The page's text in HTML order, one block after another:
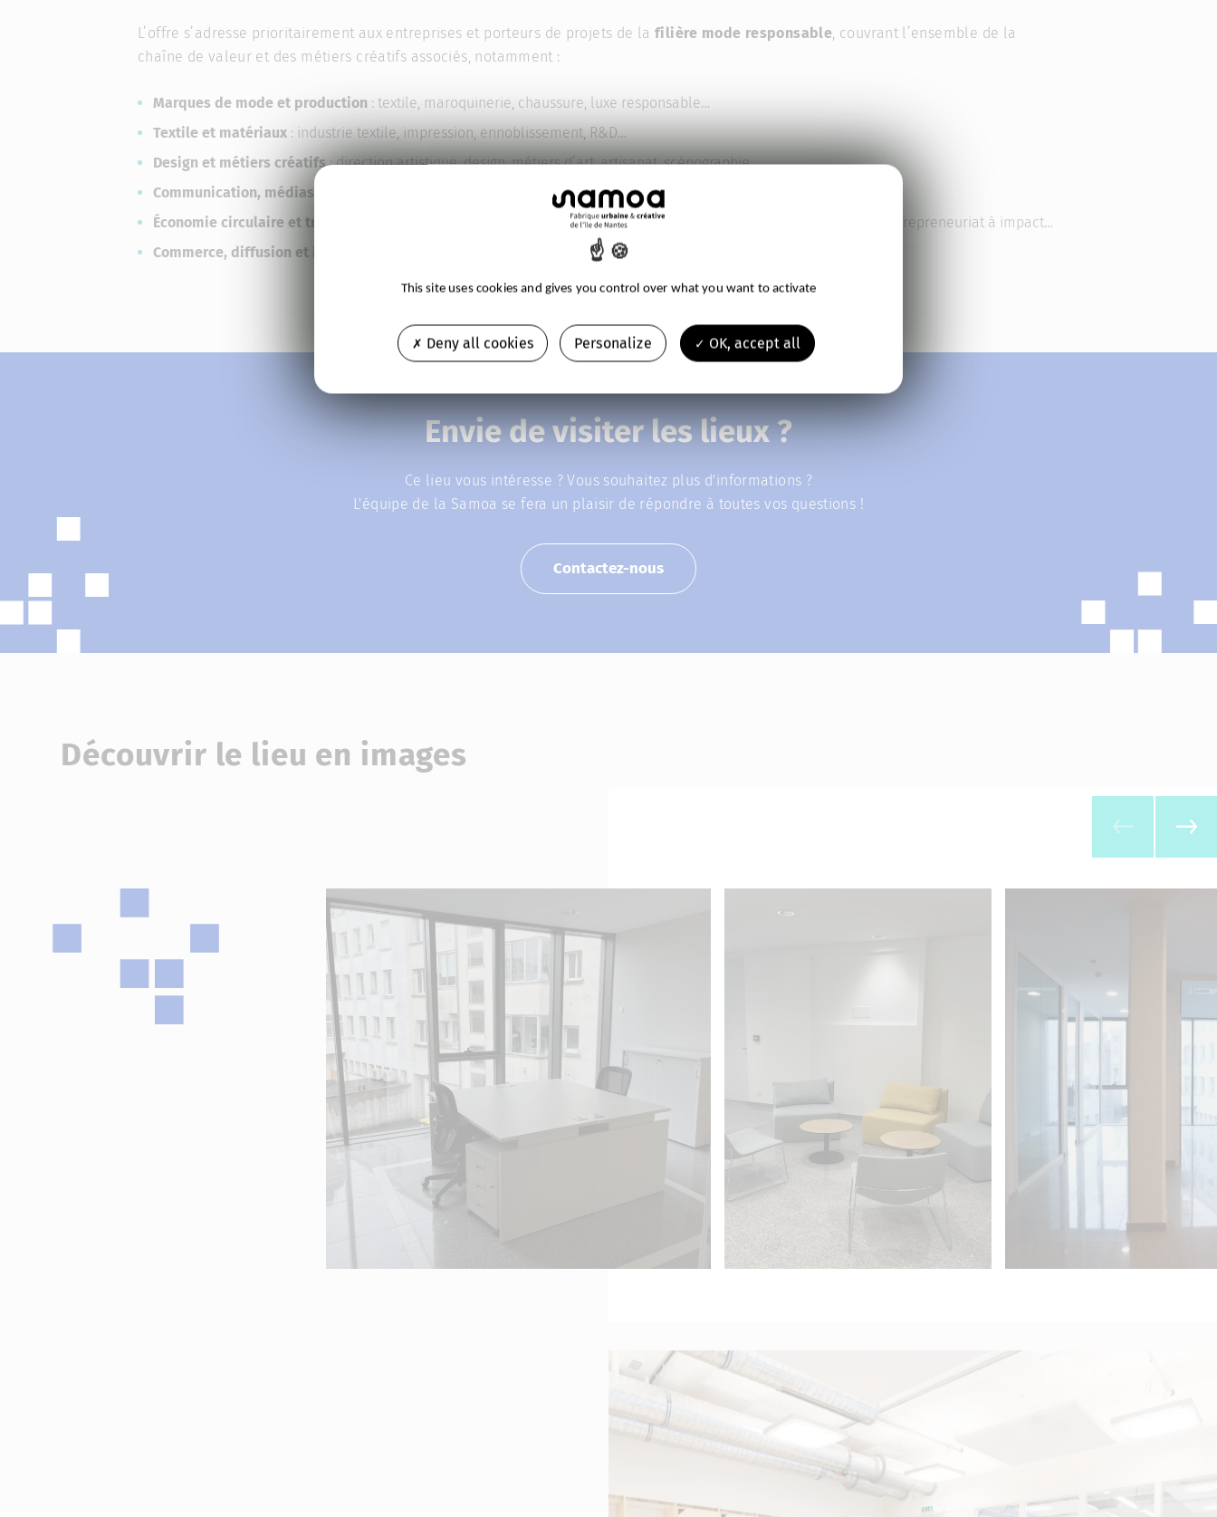
L’offre s’adresse prioritairement aux entreprises et porteurs de projets de lafilière mode responsable , couvrant l’ensemble de la
chaîne de valeur et des métiers créatifs associés, notamment :
Marques de mode et production : textile, maroquinerie, chaussure, luxe responsable…
Textile et matériaux : industrie textile, impression, ennoblissement, R&D…
Design et métiers créatifs: direction artistique, design, métiers d’art, artisanat, scénographie…
Communication, médias et image
: marketing, relations publiques, influence, photographie, audiovisuel, branding…
Économie circulaire et transition écologique
: éco-conception, réemploi, réparation, upcycling, recyclage textile, entrepreneuriat à impact…
Commerce, diffusion et innovation
: e-commerce, fashion tech, design 3D, IA, R&D…
Envie de visiter les lieux ?
Ce lieu vous intéresse ? Vous souhaitez plus d'informations ?
L'équipe de la Samoa se fera un plaisir de répondre à toutes vos questions !
Contactez-nous
Découvrir le lieu en images
This site uses cookies and gives you control over what you want to activate
OK, accept all
Deny all cookies Personalize